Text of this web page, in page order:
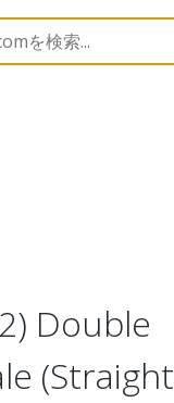
130062
Double